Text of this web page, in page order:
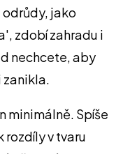
odrůdy, jako
zdobí zahradu i
nechcete, aby
zanikla.
minimálně. Spíše
rozdíly v tvaru